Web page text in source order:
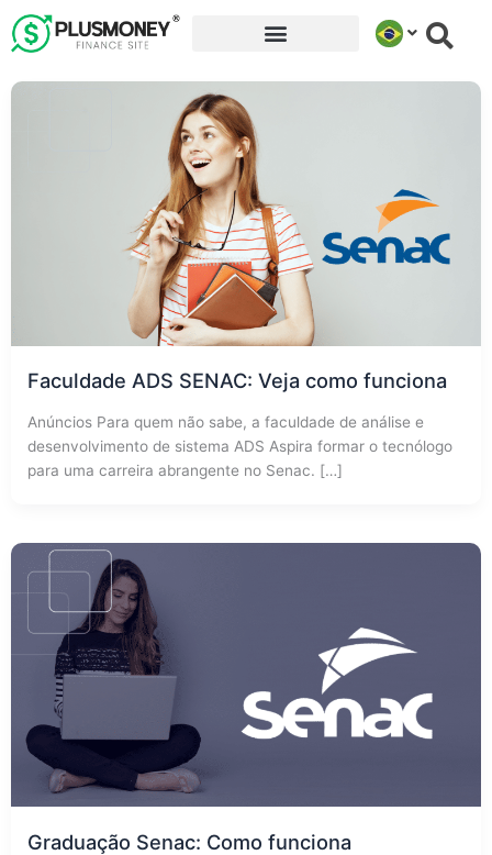
para
conteúdo
Faculdade ADS SENAC: Veja como funciona
Anúncios Para quem não sabe, a faculdade de análise e
desenvolvimento de sistema ADS Aspira formar o tecnólogo
para uma carreira abrangente no Senac. […]
Graduação Senac: Como funciona